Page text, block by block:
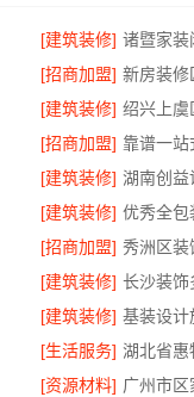
[建筑装修]
[招商加盟]
[建筑装修]
[招商加盟]
[建筑装修] 湖南创益
[建筑装修]
[招商加盟]
[建筑装修]
[建筑装修]
[生活服务]
[资源材料]